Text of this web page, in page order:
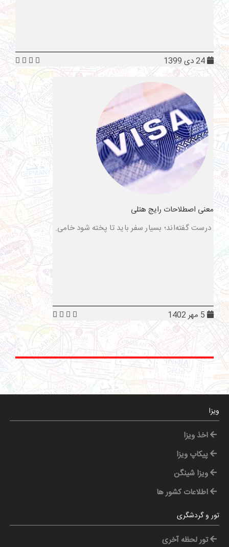
معنی اصطلاحات رایج هتلی
درست گفته‌اند؛ بسیار سفر باید تا پخته شود خامی.
ویزا
اخذ ویزا
پیکاپ ویزا
ویزا شینگن
اطلاعات کشور ها
تور و گردشگری
تور لحظه آخری